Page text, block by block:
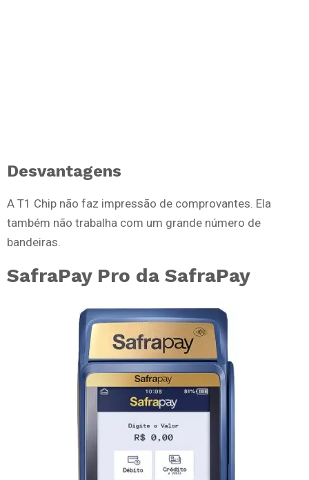
Desvantagens
A T1 Chip não faz impressão de comprovantes. Ela
também não trabalha com um grande número de
bandeiras.
SafraPay Pro da SafraPay